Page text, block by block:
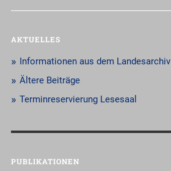
AKTUELLES
Informationen aus dem Landesarchiv
Ältere Beiträge
Terminreservierung Lesesaal
PUBLIKATIONEN